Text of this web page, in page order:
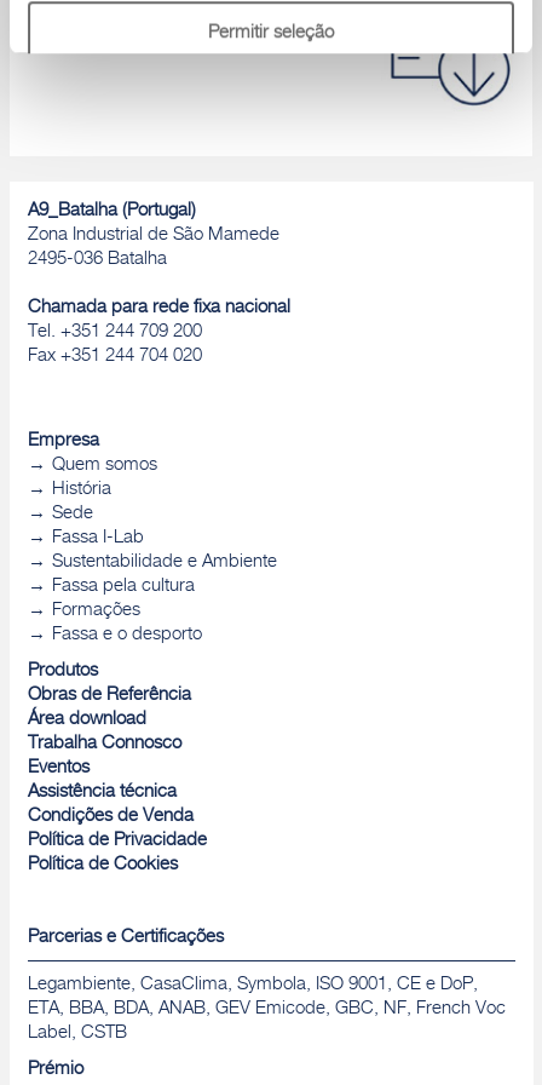
Permitir seleção
desempenho, D.o.P., Brochuras, ...
A9_Batalha (Portugal)
Zona Industrial de São Mamede
2495-036 Batalha
Chamada para rede fixa nacional
Tel. +351 244 709 200
Fax +351 244 704 020
Empresa
Quem somos
História
Sede
Fassa I-Lab
Sustentabilidade e Ambiente
Fassa pela cultura
Formações
Fassa e o desporto
Produtos
Obras de Referência
Área download
Trabalha Connosco
Eventos
Assistência técnica
Condições de Venda
Política de Privacidade
Política de Cookies
Parcerias e Certificações
Legambiente, CasaClima, Symbola, ISO 9001, CE e DoP,
ETA, BBA, BDA, ANAB, GEV Emicode, GBC, NF, French Voc
Label, CSTB
Prémio